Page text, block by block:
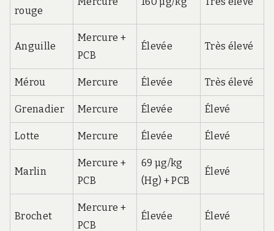
rouge
Anguille
Mercure +
PCB
Élevée Très élevé
Mérou Mercure Élevée Très élevé
Grenadier Mercure Élevée Élevé
Lotte Mercure Élevée Élevé
Marlin
Mercure +
PCB
69 µg/kg
(Hg) + PCB
Élevé
Brochet
Mercure +
PCB
Élevée Élevé